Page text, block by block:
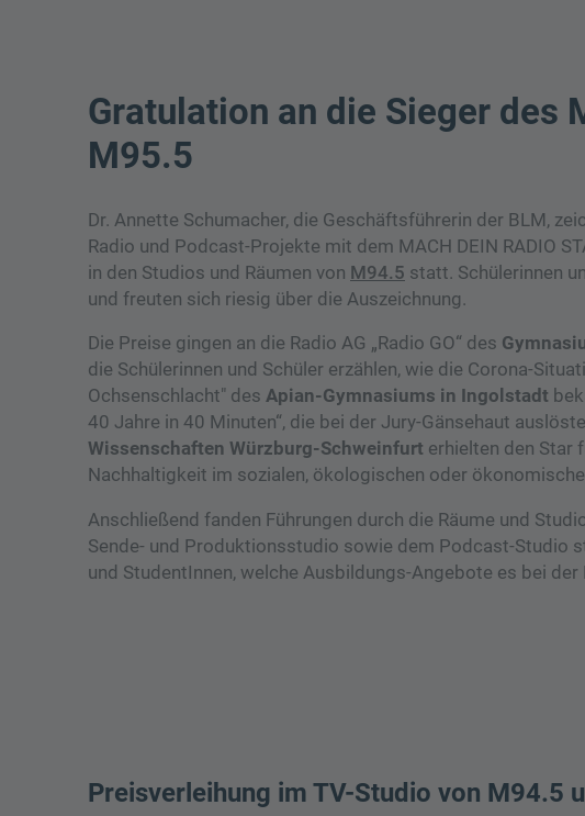
Gratulation an die Sieger des
M95.5
Dr. Annette Schumacher, die Geschäftsführerin der BLM,
Radio und Podcast-Projekte mit dem MACH DEIN RADIO
in den Studios und Räumen von M94.5 statt. Schülerinnen
und freuten sich riesig über die Auszeichnung.
Die Preise gingen an die Radio AG „Radio GO“ des
die Schülerinnen und Schüler erzählen, wie die Corona-
Ochsenschlacht" des Apian-Gymnasiums in Ingolstadt
40 Jahre in 40 Minuten“, die bei der Jury-Gänsehaut
Wissenschaften Würzburg-Schweinfurt erhielten den Star
Nachhaltigkeit im sozialen, ökologischen oder
Anschließend fanden Führungen durch die Räume und
Sende- und Produktionsstudio sowie dem Podcast-Studio
und StudentInnen, welche Ausbildungs-Angebote es bei
Preisverleihung im TV-Studio von M94.5